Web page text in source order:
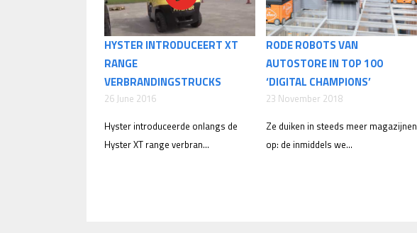
HYSTER INTRODUCEERT XT
RANGE
VERBRANDINGSTRUCKS
26 June 2016
Hyster introduceerde onlangs de
Hyster XT range verbran...
RODE ROBOTS VAN
AUTOSTORE IN TOP 100
‘DIGITAL CHAMPIONS’
23 November 2018
Ze duiken in steeds meer magazijnen
op: de inmiddels we...